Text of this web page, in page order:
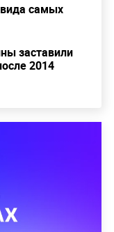
вида самых
заставили
2014